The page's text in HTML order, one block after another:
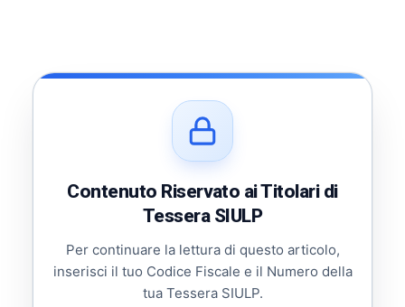
Contenuto Riservato ai Titolari di
Tessera SIULP
Per continuare la lettura di questo articolo,
inserisci il tuo Codice Fiscale e il Numero della
tua Tessera SIULP.